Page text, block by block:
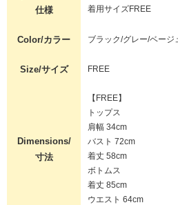
仕様
着用サイズFREE
Color/カラー ブラック/グレー/ベージ
Size/サイズ FREE
Dimensions/
寸法
【FREE】
トップス
肩幅 34cm
バスト 72cm
着丈 58cm
ボトムス
着丈 85cm
ウエスト 64cm